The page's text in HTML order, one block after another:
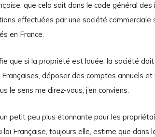
que cela soit dans le code général
effectuées par une société
en France.
que si la propriété est louée, la société
Françaises, déposer des comptes annuels
le sens me direz-vous, j’en conviens.
petit peu plus étonnante pour les
loi Française, toujours elle, estime que